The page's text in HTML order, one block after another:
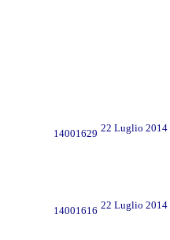
14001629 22 Luglio 2014
14001616 22 Luglio 2014